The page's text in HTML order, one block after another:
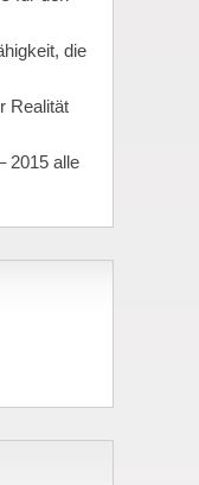
die
Realität
2015 alle